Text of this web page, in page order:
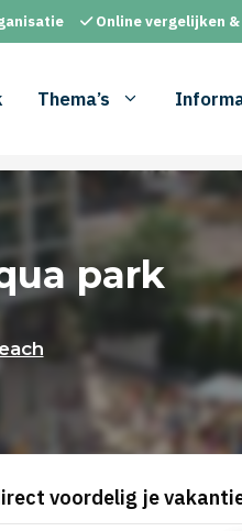
Online vergelijken &
Thema’s
park
voordelig je